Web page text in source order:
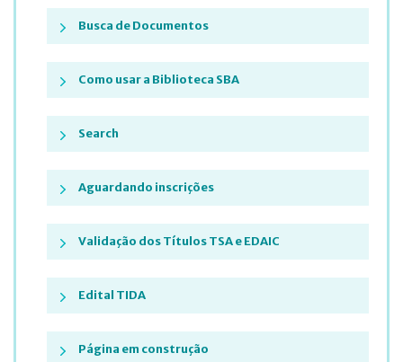
Busca de Documentos
Como usar a Biblioteca SBA
Search
Aguardando inscrições
Validação dos Títulos TSA e EDAIC
Edital TIDA
Página em construção